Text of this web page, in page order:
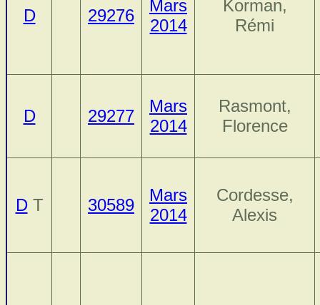
D 29276
Mars
2014
Korman,
Rémi
D 29277
Mars
2014
Rasmont,
Florence
DT 30589
Mars
2014
Cordesse,
Alexis